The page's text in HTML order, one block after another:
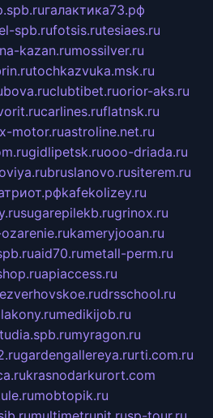
галактика73.рф
spb.rufotsis.rutesiaes.ru
kazan.rumossilver.ru
tochkazvuka.msk.ru
clubtibet.ruorior-aks.ru
carlines.ruflatnsk.ru
motor.ruastroline.net.ru
gidlipetsk.ruooo-driada.ru
bruslanovo.rusiterem.ru
kafekolizey.ru
sugarepilekb.rugrinox.ru
kameryjooan.ru
aid70.rumetall-perm.ru
apiaccess.ru
drsschool.ru
medikijob.ru
myragon.ru
gardengallereya.rurti.com.ru
krasnodarkurort.com
mobtopik.ru